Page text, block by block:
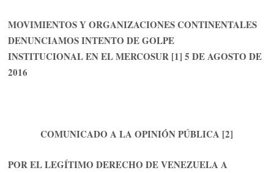
MOVIMIENTOS Y ORGANIZACIONES CONTINENTALES
DENUNCIAMOS INTENTO DE GOLPE
INSTITUCIONAL EN EL MERCOSUR [1] 5 DE AGOSTO DE
2016
COMUNICADO A LA OPINIÓN PÚBLICA [2]
POR EL LEGÍTIMO DERECHO DE VENEZUELA A